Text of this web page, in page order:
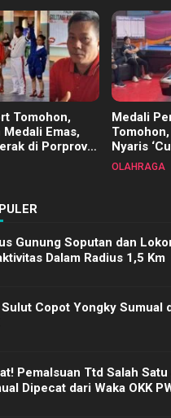
Tomohon,
Emas,
di Porprov
Medali
Nyaris
Biliar
OLAHRAGA
Gunung Soputan dan
Dalam Radius 1,5 Km
Sulut Copot Yongky Sumual
Pemalsuan Ttd Salah
Dipecat dari Waka OKK